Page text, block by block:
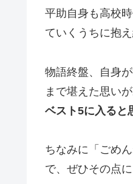
平助自身も高校
ていくうちに抱
物語終盤、自身
まで堪えた思い
ベスト5に入ると
ちなみに「ごめ
で、ぜひその点